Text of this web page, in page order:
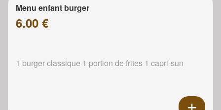
Menu enfant burger
6.00 €
1 burger classique 1 portion de frites 1 capri-sun